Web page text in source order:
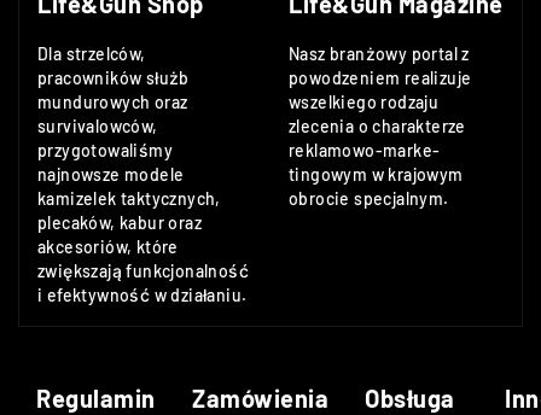
Dla strzelców,
pracowników służb
mundurowych oraz
survivalowców,
przygotowaliśmy
najnowsze modele
kamizelek taktycznych,
plecaków, kabur oraz
akcesoriów, które
zwiększają funkcjonalność
i efektywność w działaniu.
Nasz branżowy portal z
powodzeniem realizuje
wszelkiego rodzaju
zlecenia o charakterze
reklamowo-marke-
tingowym w krajowym
obrocie specjalnym.
Regulamin Zamówienia
Obsługa